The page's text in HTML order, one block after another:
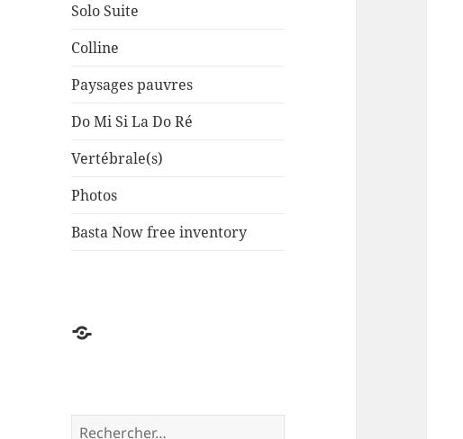
Solo Suite
Colline
Paysages pauvres
Do Mi Si La Do Ré
Vertébrale(s)
Photos
Basta Now free inventory
Factuel
Rechercher :